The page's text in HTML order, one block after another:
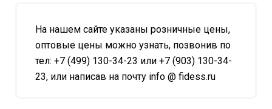
На нашем сайте указаны розничные цены,
оптовые цены можно узнать, позвонив по
тел: +7 (499) 130-34-23 или +7 (903) 130-34-
23, или написав на почту info @ fidess.ru